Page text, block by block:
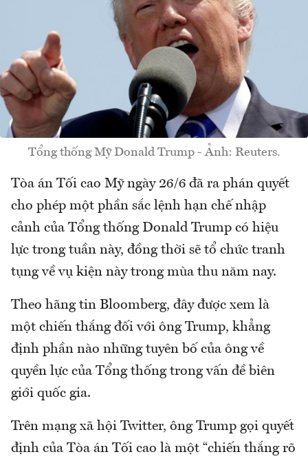
Tổng thống Mỹ Donald Trump - Ảnh: Reuters.
Tòa án Tối cao Mỹ ngày 26/6 đã ra phán quyết
cho phép một phần sắc lệnh hạn chế nhập
cảnh của Tổng thống Donald Trump có hiệu
lực trong tuần này, đồng thời sẽ tổ chức tranh
tụng về vụ kiện này trong mùa thu năm nay.
Theo hãng tin Bloomberg, đây được xem là
một chiến thắng đối với ông Trump, khẳng
định phần nào những tuyên bố của ông về
quyền lực của Tổng thống trong vấn đề biên
giới quốc gia.
Trên mạng xã hội Twitter, ông Trump gọi quyết
định của Tòa án Tối cao là một “chiến thắng rõ